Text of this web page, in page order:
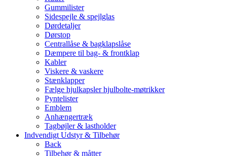
Gummilister
Sidespejle & spejlglas
Dørdetaljer
Dørstop
Centrallåse & bagklapslåse
Dæmpere til bag- & frontklap
Kabler
Viskere & vaskere
Stænklapper
Fælge hjulkapsler hjulbolte-møtrikker
Pyntelister
Emblem
Anhængertræk
Tagbøjler & lastholder
Indvendigt Udstyr & Tilbehør
Back
Tilbehør & måtter